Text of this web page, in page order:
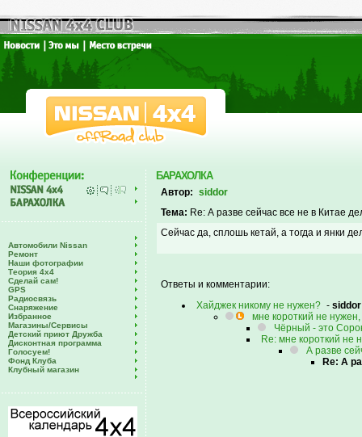
Автомобили Nissan
Ремонт
Наши фотографии
Теория 4х4
Сделай сам!
GPS
Радиосвязь
Снаряжение
Избранное
Магазины/Сервисы
Детский приют Дружба
Дисконтная программа
Голосуем!
Фонд Клуба
Клубный магазин
БАРАХОЛКА
Автор: siddor
Тема: Re: А разве сейчас все не в Китае
Сейчас да, сплошь кетай, а тогда и янки
Ответы и комментарии:
Хайджек никому не нужен? - siddor
мне короткий не
Чёрный - это
Re: мне короткий не
А разве
Re: А